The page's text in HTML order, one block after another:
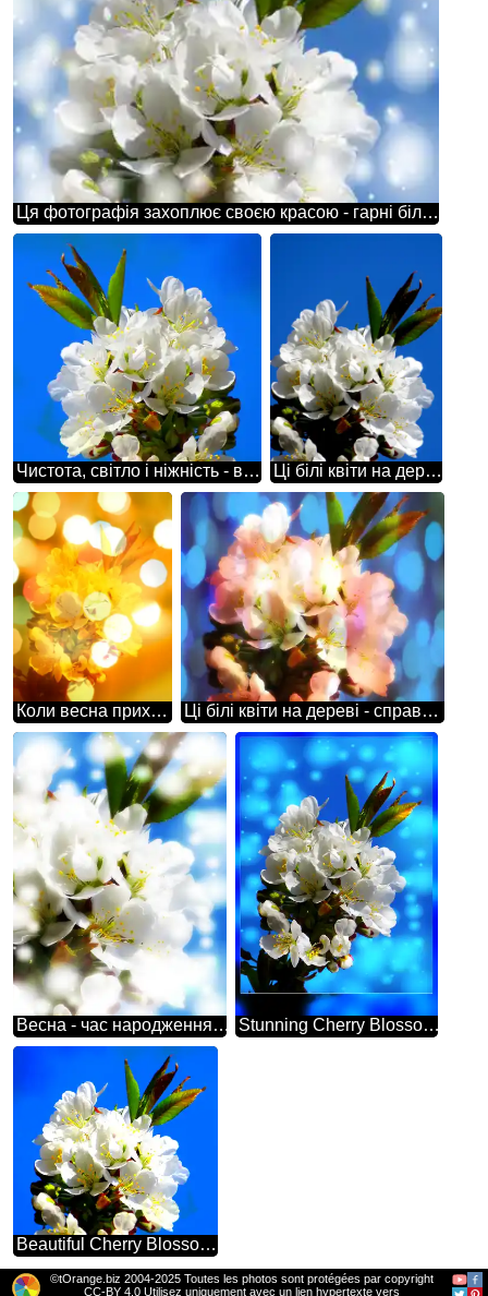
Ця фотографія захоплює своєю красою - гарні білі квіти на дереві весною.
Чистота, світло і ніжність - все це виражено в гарних білих квітах на дереві весною. Ці білі квіти на дереві створюють незабутні враження і надихають нашу уяву.
Коли весна приходить, на деревах з'являються гарні білі квіти. Ці білі квіти на дереві - справжній диво природи.
Весна - час народження нового життя. Гарні білі квіти на дереві символізують це прекрасно. Stunning Cherry Blossom Against a Vivid Blue Background
Beautiful Cherry Blossom Branch Against Vibrant Blue Sky
©tOrange.biz 2004-2025 Toutes les photos sont protégées par copyright
CC-BY 4.0 Utilisez uniquement avec un lien hypertexte vers